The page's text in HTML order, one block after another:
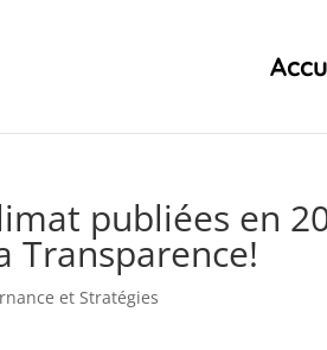
publiées en
Transparence!
et Stratégies